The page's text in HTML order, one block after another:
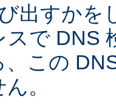
出すかを
スで DNS
この
。